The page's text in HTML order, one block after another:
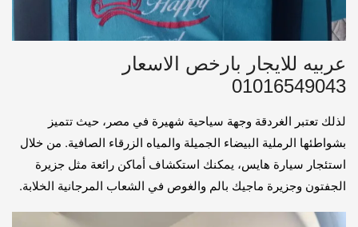
عربيه للايجار بارخص الاسعار
01016549043
لذلك تعتبر الغردقة وجهة سياحية شهيرة في مصر، حيث تتميز
بشواطئها الرملية البيضاء الجميلة والمياه الزرقاء الصافية. من خلال
استئجار سيارة هايس، يمكنك استكشاف أماكن رائعة مثل جزيرة
الجفتون وجزيرة ماجيك بالم والغوص في الشعاب المرجانية الخلابة.